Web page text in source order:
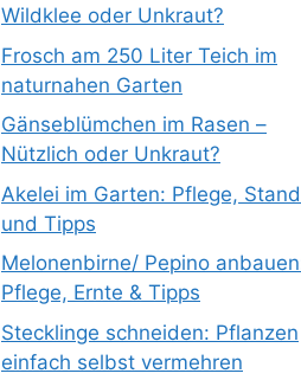
Wildklee oder Unkraut?
Frosch am 250 Liter Teich im
naturnahen Garten
Gänseblümchen im Rasen –
Nützlich oder Unkraut?
Akelei im Garten: Pflege,
und Tipps
Melonenbirne/ Pepino
Pflege, Ernte & Tipps
Stecklinge schneiden: Pflanzen
einfach selbst vermehren